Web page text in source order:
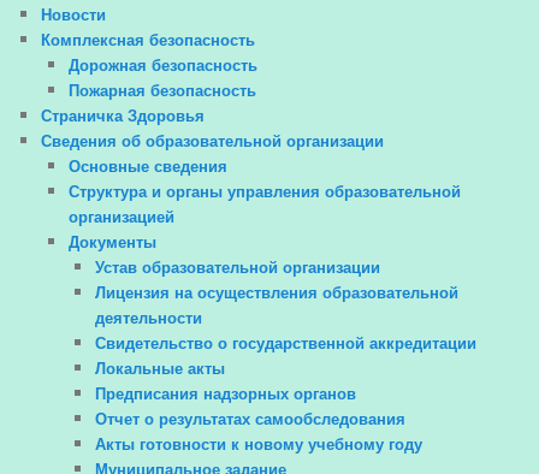
Новости
Комплексная безопасность
Дорожная безопасность
Пожарная безопасность
Страничка Здоровья
Сведения об образовательной организации
Основные сведения
Структура и органы управления образовательной
организацией
Документы
Устав образовательной организации
Лицензия на осуществления образовательной
деятельности
Свидетельство о государственной аккредитации
Локальные акты
Предписания надзорных органов
Отчет о результатах самообследования
Акты готовности к новому учебному году
Муниципальное задание